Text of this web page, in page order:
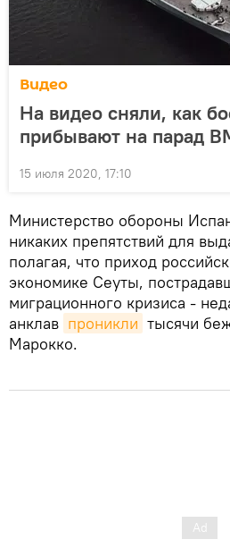
Видео
На видео сняли, как
прибывают на парад
15 июля 2020, 17:10
Министерство обороны
никаких препятствий для
полагая, что приход
экономике Сеуты,
миграционного кризиса -
анклав проникли тысячи
Марокко.